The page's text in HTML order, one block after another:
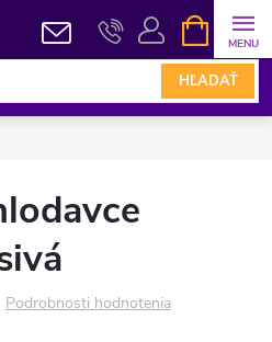
HĽADAŤ
KOŠÍK
Podrobnosti hodnotenia